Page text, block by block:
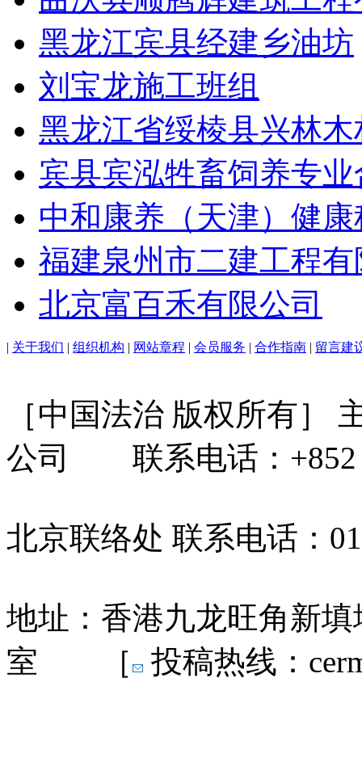
黑龙江宾县经建乡油坊
刘宝龙施工班组
黑龙江省绥棱县兴林
宾县宾泓牲畜饲养专
中和康养（天津）健
福建泉州市二建工程
北京富百禾有限公司
| 关于我们 | 组织机构 | 网站章程 | 会员服务 | 合作指南 | 留言建
［中国法治 版权所有］
公司 联系电话：+852
北京联络处 联系电话：
地址：香港九龙旺角新
室 ［
投稿热线：